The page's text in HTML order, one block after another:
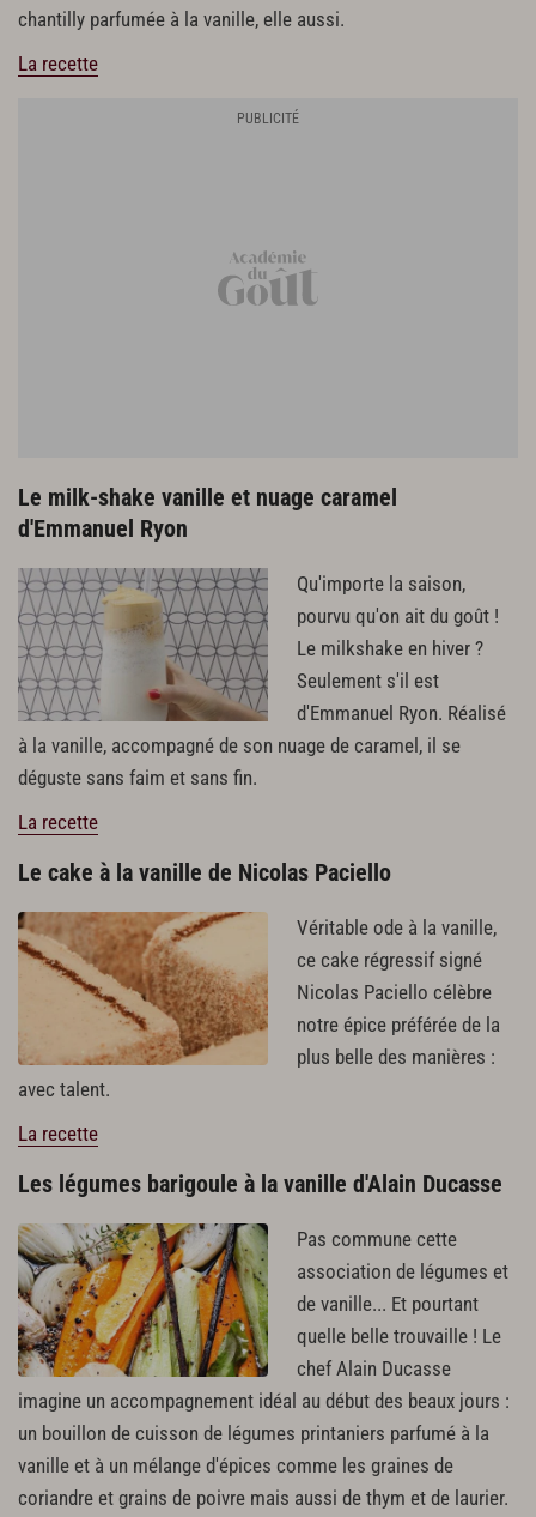
chantilly parfumée à la vanille, elle aussi.
La recette
Le milk-shake vanille et nuage caramel
d'Emmanuel Ryon
Qu'importe la saison,
pourvu qu'on ait du goût !
Le milkshake en hiver ?
Seulement s'il est
d'Emmanuel Ryon. Réalisé
à la vanille, accompagné de son nuage de caramel, il se
déguste sans faim et sans fin.
La recette
Le cake à la vanille de Nicolas Paciello
Véritable ode à la vanille,
ce cake régressif signé
Nicolas Paciello célèbre
notre épice préférée de la
plus belle des manières :
avec talent.
La recette
Les légumes barigoule à la vanille d'Alain Ducasse
Pas commune cette
association de légumes et
de vanille... Et pourtant
quelle belle trouvaille ! Le
chef Alain Ducasse
imagine un accompagnement idéal au début des beaux jours :
un bouillon de cuisson de légumes printaniers parfumé à la
vanille et à un mélange d'épices comme les graines de
coriandre et grains de poivre mais aussi de thym et de laurier.